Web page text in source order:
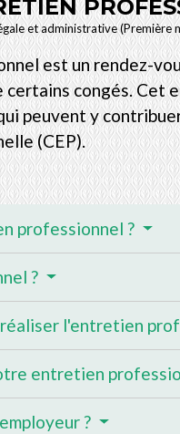
et administrative (Première
est un rendez-
congés.
peuvent y
(CEP).
professionnel ?
?
l'entretien
entretien
?